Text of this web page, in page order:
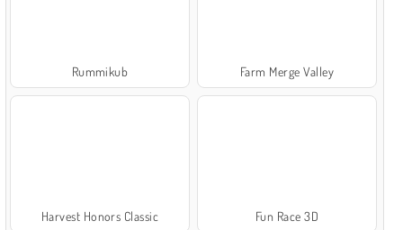
Rummikub Farm Merge Valley
Harvest Honors Classic Fun Race 3D